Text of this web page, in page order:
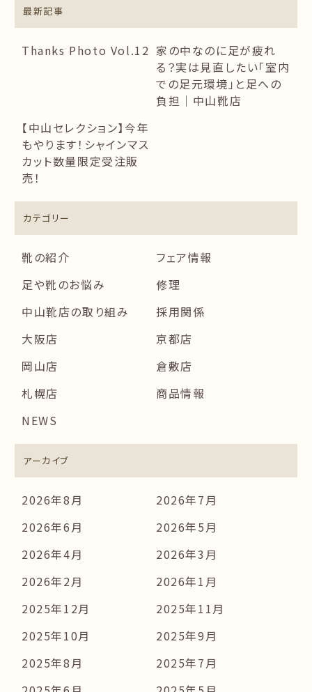
最新記事
Thanks Photo Vol.12 家の中なのに足が疲れ
る？実は見直したい「室内
での足元環境」と足への
負担｜中山靴店
【中山セレクション】今年
もやります！シャインマス
カット数量限定受注販
売！
カテゴリー
靴の紹介
フェア情報
足や靴のお悩み
修理
中山靴店の取り組み
採用関係
大阪店
京都店
岡山店
倉敷店
札幌店
商品情報
NEWS
アーカイブ
2026年8月
2026年7月
2026年6月
2026年5月
2026年4月
2026年3月
2026年2月
2026年1月
2025年12月
2025年11月
2025年10月
2025年9月
2025年8月
2025年7月